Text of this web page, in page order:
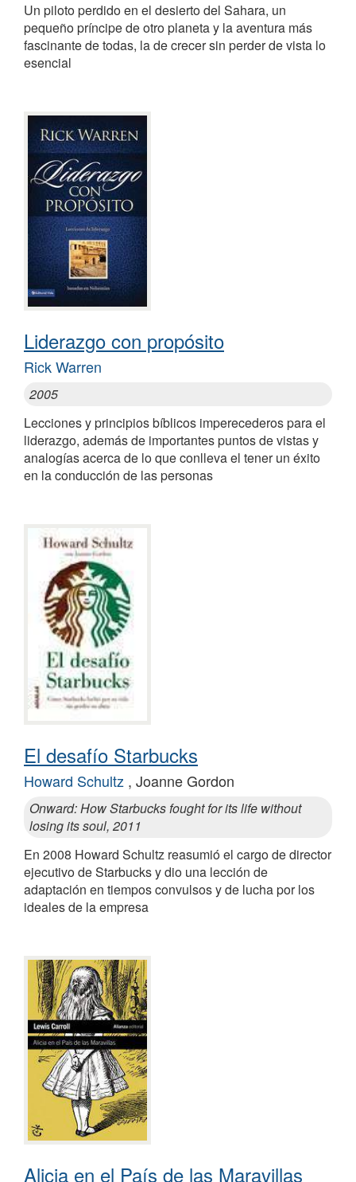
Un piloto perdido en el desierto del Sahara, un
pequeño príncipe de otro planeta y la aventura más
fascinante de todas, la de crecer sin perder de vista lo
esencial
Liderazgo con propósito
Rick Warren
2005
Lecciones y principios bíblicos imperecederos para el
liderazgo, además de importantes puntos de vistas y
analogías acerca de lo que conlleva el tener un éxito
en la conducción de las personas
El desafío Starbucks
Howard Schultz , Joanne Gordon
Onward: How Starbucks fought for its life without
losing its soul, 2011
En 2008 Howard Schultz reasumió el cargo de director
ejecutivo de Starbucks y dio una lección de
adaptación en tiempos convulsos y de lucha por los
ideales de la empresa
Alicia en el País de las Maravillas